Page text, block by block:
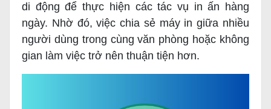
di động để thực hiện các tác vụ in ấn hàng
ngày. Nhờ đó, việc chia sẻ máy in giữa nhiều
người dùng trong cùng văn phòng hoặc không
gian làm việc trở nên thuận tiện hơn.